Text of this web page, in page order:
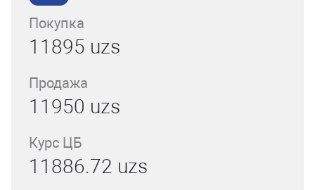
Покупка
11895 uzs
Продажа
11950 uzs
Курс ЦБ
11886.72 uzs